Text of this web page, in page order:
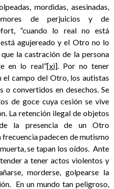
mordidas, asesinadas,
de perjuicios y de
“cuando lo real no está
agujereado y el Otro no lo
la castración de la persona
en lo real”[xi]. Por no tener
campo del Otro, los autistas
o convertidos en desechos. Se
de goce cuya cesión se vive
La retención ilegal de objetos
la presencia de un Otro
padecen de mutismo
se tapan los oídos. Ante
a tener actos violentos y
morderse, golpearse la
En un mundo tan peligroso,